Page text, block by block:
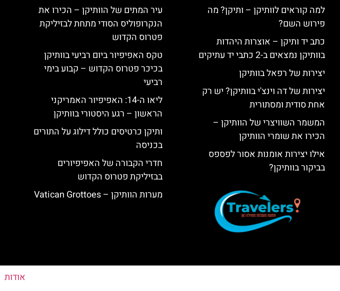
למה קוראים לוותיקן – ותיקן? מה
פירוש השם?
כתב יד ותיקן – אוצרות היהדות
בוותיקן נמצאים ב-2 כתבי יד עתיקים
יצירות של רפאל בוותיקן
יצירות של דה וינצ'י בוותיקן? יש רק
אחת סודית ומסתורית
המשמר השוויצרי של הוותיקן –
הכירו את שומרי הוותיקן
אילו יצירות אומנות אסור לפספס
בביקור בוותיקן?
עיר המתים של הוותיקן – הכירו את
הנקרופוליס הסודי מתחת לבזיליקת
פטרוס הקדוש
טקס האפיפיור ביום רביעי בוותיקן
בכיכר פטרוס הקדוש – קבוע בימי
רביעי
ליאו ה-14: האפיפיור האמריקני
הראשון – רגע היסטורי בוותיקן
ותיקן כרטיסים כולל דילוג על התורים
בכניסה
חדרי הקבורה של האפיפיורים
בבזיליקת פטרוס הקדוש
מערות הוותיקן – Vatican Grottoes
אודות